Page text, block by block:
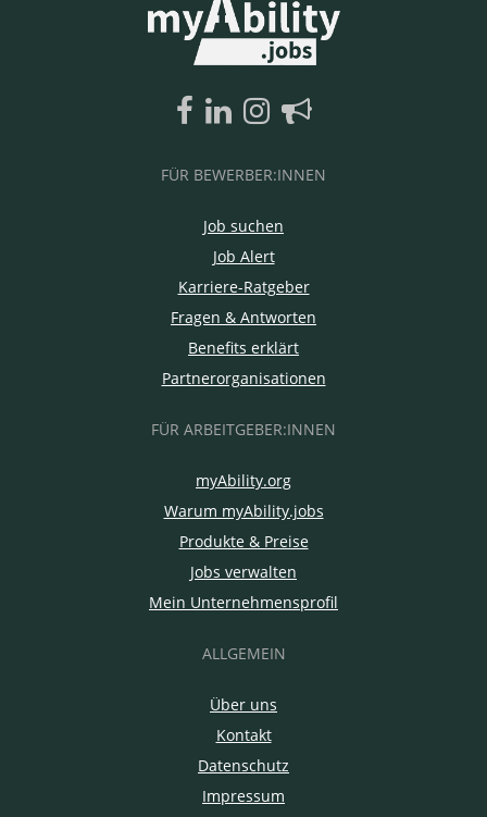
FÜR BEWERBER:INNEN
Job suchen
Job Alert
Karriere-Ratgeber
Fragen & Antworten
Benefits erklärt
Partnerorganisationen
FÜR ARBEITGEBER:INNEN
myAbility.org
Warum myAbility.jobs
Produkte & Preise
Jobs verwalten
Mein Unternehmensprofil
ALLGEMEIN
Über uns
Kontakt
Datenschutz
Impressum